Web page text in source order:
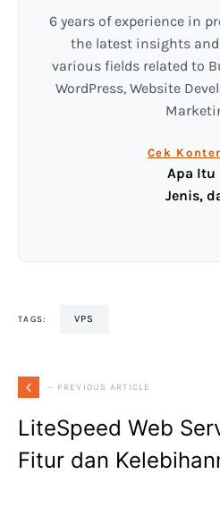
6 years of experience in
the latest insights
various fields related to
WordPress, Website
Cek
Apa Itu
Jenis,
TAGS: VPS
— PREVIOUS ARTICLE
LiteSpeed Web
Fitur dan